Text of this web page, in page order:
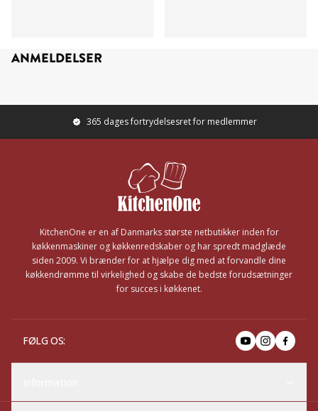
ANMELDELSER
365 dages fortrydelsesret for medlemmer
KitchenOne er en af Danmarks største netbutikker inden for
køkkenmaskiner og køkkenredskaber og har spredt madglæde
siden 2009. Vi brænder for at hjælpe dig med at forvandle dine
køkkendrømme til virkelighed og skabe de bedste forudsætninger
for succes i køkkenet.
FØLG OS: